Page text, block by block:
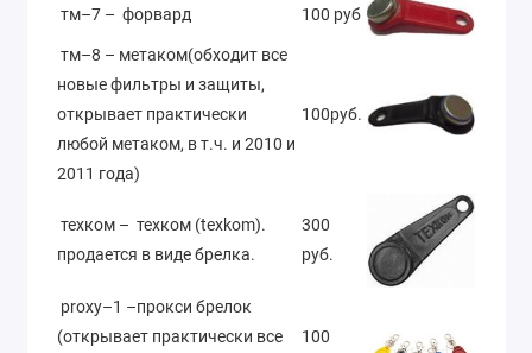
тм–7 – форвард 100 руб
тм–8 – метаком(обходит все
новые фильтры и защиты,
открывает практически
любой метаком, в т.ч. и 2010 и
2011 года)
100руб.
техком – техком (texkom).
продается в виде брелка.
300
руб.
proxy–1 –прокси брелок
(открывает практически все
100